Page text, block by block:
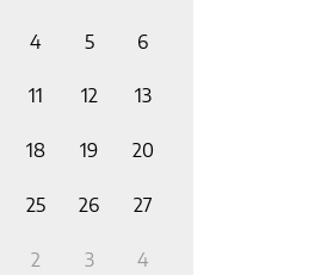
4 5 6
11 12 13
18 19 20
25 26 27
2 3 4